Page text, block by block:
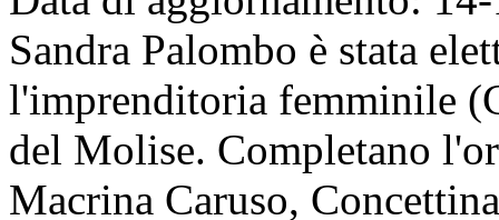
Sandra Palombo è stata
l'imprenditoria femminile
del Molise. Completano
Macrina Caruso,